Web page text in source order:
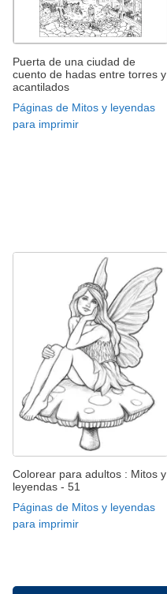
Puerta de una ciudad de
cuento de hadas entre torres y
acantilados
Páginas de Mitos y leyendas
para imprimir
Colorear para adultos : Mitos y
leyendas - 51
Páginas de Mitos y leyendas
para imprimir